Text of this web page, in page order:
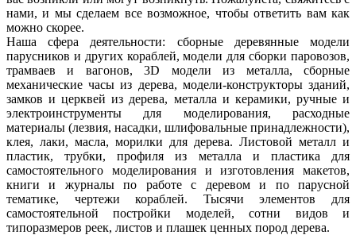
нами, и мы сделаем все возможное, чтобы ответить вам как
можно скорее.
Наша сфера деятельности: сборные деревянные модели
парусников и других кораблей, модели для сборки паровозов,
трамваев и вагонов, 3D модели из металла, сборные
механические часы из дерева, модели-конструкторы зданий,
замков и церквей из дерева, металла и керамики, ручные и
электроинструменты для моделирования, расходные
материалы (лезвия, насадки, шлифовальные принадлежности),
клея, лаки, масла, морилки для дерева. Листовой металл и
пластик, трубки, профиля из металла и пластика для
самостоятельного моделирования и изготовления макетов,
книги и журналы по работе с деревом и по парусной
тематике, чертежи кораблей. Тысячи элементов для
самостоятельной постройки моделей, сотни видов и
типоразмеров реек, листов и плашек ценных пород дерева.